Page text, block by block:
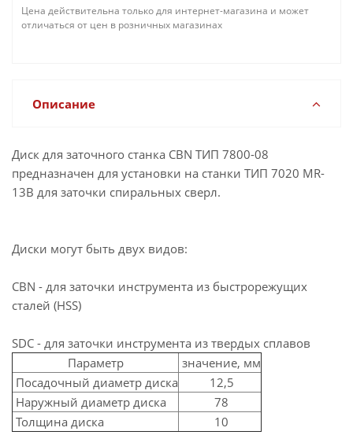
Цена действительна только для интернет-магазина и может
отличаться от цен в розничных магазинах
Описание
Диск для заточного станка CBN ТИП 7800-08
предназначен для установки на станки ТИП 7020 MR-
13B для заточки спиральных сверл.
Диски могут быть двух видов:
CBN - для заточки инструмента из быстрорежущих
сталей (HSS)
SDC - для заточки инструмента из твердых сплавов
Параметр
значение, мм
Посадочный диаметр диска
12,5
Наружный диаметр диска
78
Толщина диска
10